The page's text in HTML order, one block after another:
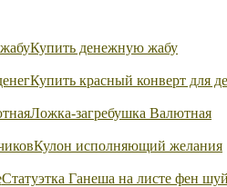
Купить денежную жабу
Купить красный конверт для
Ложка-загребушка Валютная
Кулон исполняющий желания
Статуэтка Ганеша на листе фен шуй